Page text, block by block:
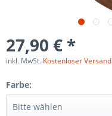
27,90 € *
inkl. MwSt. Kostenloser Versand
Farbe: